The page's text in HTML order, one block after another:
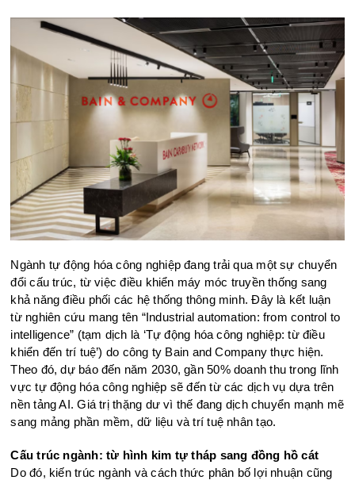
Ngành tự động hóa công nghiệp đang trải qua một sự chuyển
đổi cấu trúc, từ việc điều khiển máy móc truyền thống sang
khả năng điều phối các hệ thống thông minh. Đây là kết luận
từ nghiên cứu mang tên “Industrial automation: from control to
intelligence” (tạm dịch là ‘Tự động hóa công nghiệp: từ điều
khiển đến trí tuệ’) do công ty Bain and Company thực hiện.
Theo đó, dự báo đến năm 2030, gần 50% doanh thu trong lĩnh
vực tự động hóa công nghiệp sẽ đến từ các dịch vụ dựa trên
nền tảng AI. Giá trị thặng dư vì thế đang dịch chuyển mạnh mẽ
sang mảng phần mềm, dữ liệu và trí tuệ nhân tạo.
Cấu trúc ngành: từ hình kim tự tháp sang đồng hồ cát
Do đó, kiến trúc ngành và cách thức phân bố lợi nhuận cũng